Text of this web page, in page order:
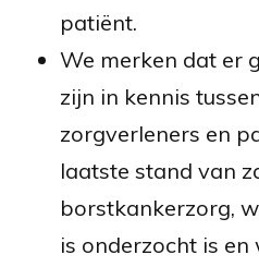
patiënt.
We merken dat er
zijn in kennis
zorgverleners en
laatste stand van
borstkankerzorg,
is onderzocht is en